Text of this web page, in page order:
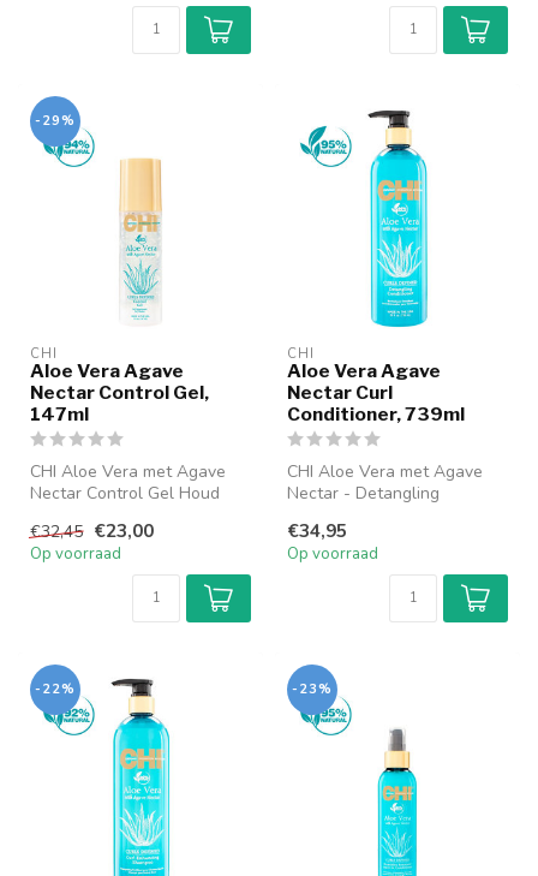
-29%
CHI
Aloe Vera Agave
Nectar Control Gel,
147ml
CHI Aloe Vera met Agave
Nectar Control Gel Houd
cont...
€32,45 €23,00
Op voorraad
CHI
Aloe Vera Agave
Nectar Curl
Conditioner, 739ml
CHI Aloe Vera met Agave
Nectar - Detangling
krullen, beva...
€34,95
Op voorraad
-22% -23%